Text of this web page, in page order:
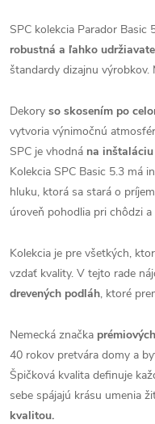
SPC kolekcia Parador Basic
robustná a ľahko
štandardy dizajnu
Dekory so skosením po
vytvoria výnimočnú
SPC je vhodná na
Kolekcia SPC Basic 5.3 má
hluku, ktorá sa stará o
úroveň pohodlia pri chôdzi a
Kolekcia je pre všetkých,
vzdať kvality. V tejto rade
drevených podláh, ktoré
Nemecká značka
40 rokov pretvára domy a
Špičková kvalita definuje
sebe spájajú krásu umenia
kvalitou.